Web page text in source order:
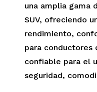
una amplia gama
SUV, ofreciendo
rendimiento,
para conductores
confiable para el
seguridad,